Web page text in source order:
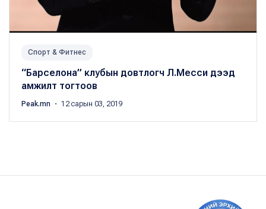
Спорт & Фитнес
“Барселона” клубын довтлогч Л.Месси дээд
амжилт тогтоов
Peak.mn ・ 12 сарын 03, 2019